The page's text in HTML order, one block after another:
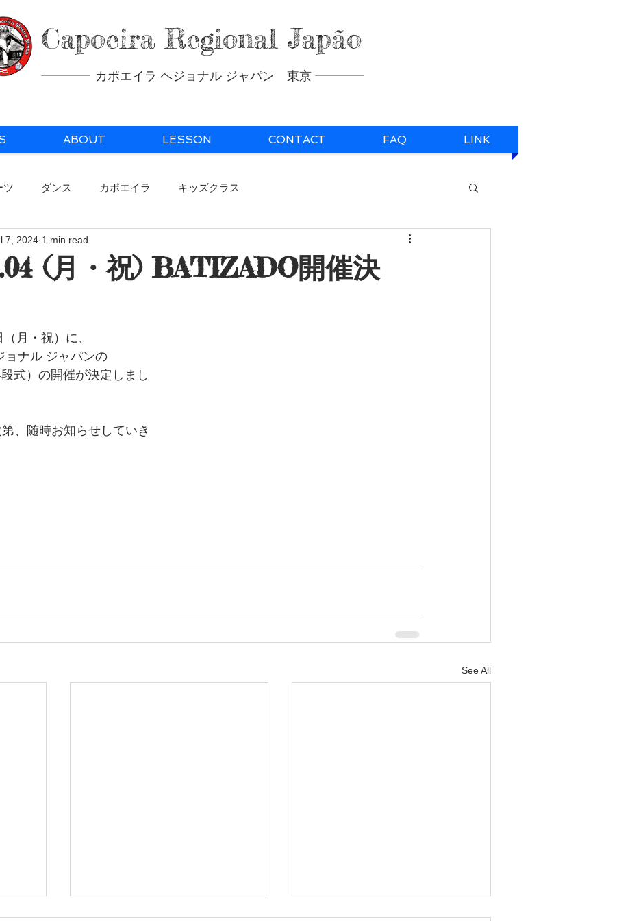
Capoeira Regional Japão
カポエイラ ヘジョナル ジャパン 東京
ABOUT LESSON CONTACT FAQ LINK
ツ ダンス カポエイラ キッズクラス
(月・祝) BATIZADO開催決
7, 2024 1 min read
月・祝）に、
ョナル ジャパンの
式）の開催が決定しまし
、随時お知らせしていき
See All